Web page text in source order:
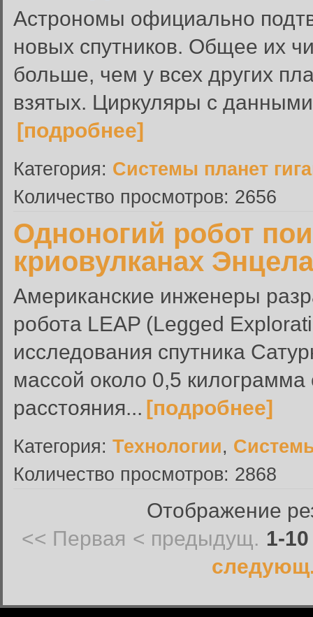
Астрономы официально
новых спутников. Общее их
больше, чем у всех других
взятых. Циркуляры с
[подробнее]
Категория: Системы планет
Количество просмотров: 2656
Одноногий робот
криовулканах
Американские инженеры
робота LEAP (Legged
исследования спутника
массой около 0,5
расстояния... [подробнее]
Категория: Технологии,
Количество просмотров: 2868
Отображение
<< Первая < предыдущ. 1-10